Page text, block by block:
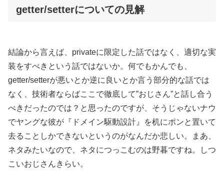
getter/setterについての見解
結論から言えば、privateに限定した話ではなく、適切な実
装をすべきという話ではないか。何でもかんでも、
getter/setterが悪いとか逆に良いとか言う部分的な話では
なく、技術者ならばここで徹底して”おじさん”と話し合う
べきだったのでは？と思ったのですが、そうじゃないナウ
でヤングな彼が『ドメイン駆動設計』を机にポンと置いて
去ることしかできないというのがなんだか悲しい。まあ、
ネタみたいなので、ネタにつっこむのは野暮ですね。しつ
こいおじさんきらい。